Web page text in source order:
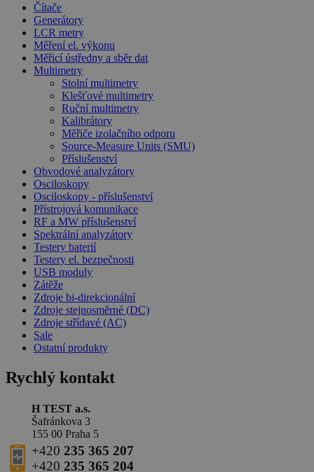
Čítače
Generátory
LCR metry
Měření el. výkonu
Měřicí ústředny a sběr dat
Multimetry
Stolní multimetry
Klešťové multimetry
Ruční multimetry
Kalibrátory
Měřiče izolačního odporu
Source-Measure Units (SMU)
Příslušenství
Obvodové analyzátory
Osciloskopy
Osciloskopy - příslušenství
Přístrojová komunikace
RF a MW příslušenství
Spektrální analyzátory
Testery baterií
Testery el. bezpečnosti
USB moduly
Zátěže
Zdroje bi-direkcionální
Zdroje stejnosměrné (DC)
Zdroje střídavé (AC)
Sale
Ostatní produkty
Rychlý kontakt
H TEST a.s.
Šafránkova 3
155 00 Praha 5
+420 235 365 207
+420 235 365 204